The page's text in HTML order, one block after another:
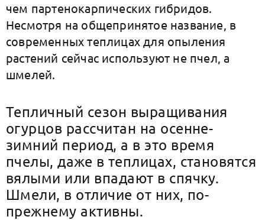
чем партенокарпических гибридов.
Несмотря на общепринятое название, в
современных теплицах для опыления
растений сейчас используют не пчел, а
шмелей.
Тепличный сезон выращивания
огурцов рассчитан на осенне-
зимний период, а в это время
пчелы, даже в теплицах, становятся
вялыми или впадают в спячку.
Шмели, в отличие от них, по-
прежнему активны.